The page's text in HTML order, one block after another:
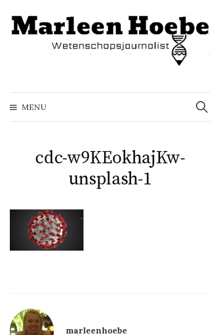
inhoud
springen
MENU
Zoeken
naar:
cdc-w9KEokhajKw-
unsplash-1
marleenhoebe